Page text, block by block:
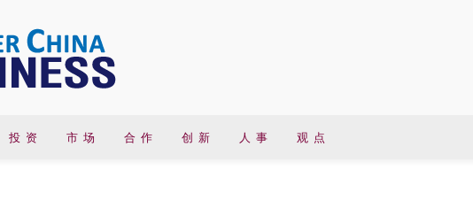
投 资 市 场 合 作 创 新 人 事 观 点